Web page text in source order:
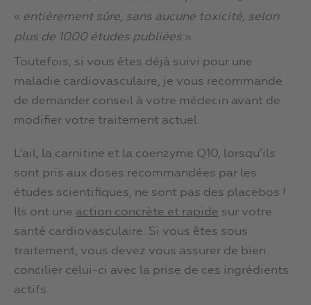
« entièrement sûre, sans aucune toxicité, selon
plus de 1000 études publiées ».
Toutefois, si vous êtes déjà suivi pour une
maladie cardiovasculaire, je vous recommande
de demander conseil à votre médecin avant de
modifier votre traitement actuel.
L’ail, la carnitine et la coenzyme Q10, lorsqu’ils
sont pris aux doses recommandées par les
études scientifiques, ne sont pas des placebos !
Ils ont une action concrète et rapide sur votre
santé cardiovasculaire. Si vous êtes sous
traitement, vous devez vous assurer de bien
concilier celui-ci avec la prise de ces ingrédients
actifs.